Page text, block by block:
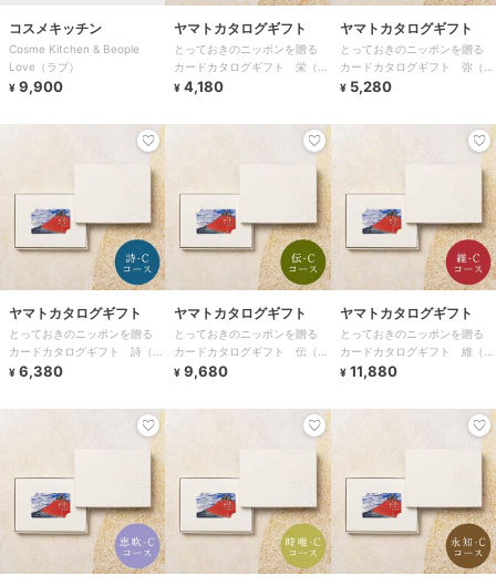
コスメキッチン
Cosme Kitchen & Beople
Love（ラブ）
¥ 9,900
ヤマトカタログギフト
とっておきのニッポンを贈る
カードカタログギフト 栄（さ
かえ）-C
¥ 4,180
ヤマトカタログギフト
とっておきのニッポンを贈る
カードカタログギフト 弥（あ
まね）-C
¥ 5,280
ヤマトカタログギフト
とっておきのニッポンを贈る
カードカタログギフト 詩（う
た）-C
¥ 6,380
ヤマトカタログギフト
とっておきのニッポンを贈る
カードカタログギフト 伝（つ
たう）-C
¥ 9,680
ヤマトカタログギフト
とっておきのニッポンを贈る
カードカタログギフト 維（つ
なぐ）-C
¥ 11,880